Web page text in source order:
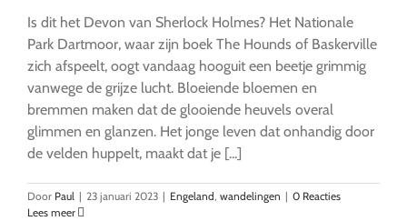
Is dit het Devon van Sherlock Holmes? Het Nationale
Park Dartmoor, waar zijn boek The Hounds of Baskerville
zich afspeelt, oogt vandaag hooguit een beetje grimmig
vanwege de grijze lucht. Bloeiende bloemen en
bremmen maken dat de glooiende heuvels overal
glimmen en glanzen. Het jonge leven dat onhandig door
de velden huppelt, maakt dat je [...]
Door Paul | 23 januari 2023 | Engeland, wandelingen | 0 Reacties
Lees meer